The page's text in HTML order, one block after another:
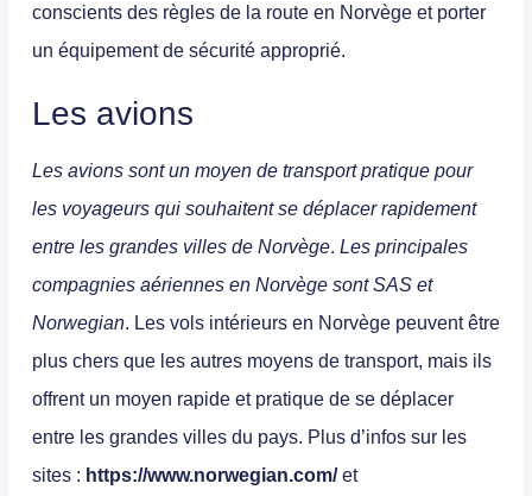
conscients des règles de la route en Norvège et porter
un équipement de sécurité approprié.
Les avions
Les avions sont un moyen de transport pratique pour
les voyageurs qui souhaitent se déplacer rapidement
entre les grandes villes de Norvège. Les principales
compagnies aériennes en Norvège sont SAS et
Norwegian. Les vols intérieurs en Norvège peuvent être
plus chers que les autres moyens de transport, mais ils
offrent un moyen rapide et pratique de se déplacer
entre les grandes villes du pays. Plus d’infos sur les
sites : https://www.norwegian.com/et